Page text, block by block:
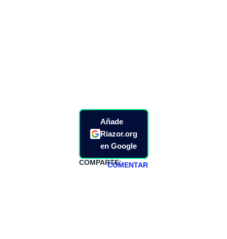
Añade
Riazor.org
en Google
COMPARTE:COMENTAR